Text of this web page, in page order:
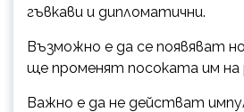
гъвкави и дипломатични.
Възможно е да се появяват
ще променят посоката им на
Важно е да не действат